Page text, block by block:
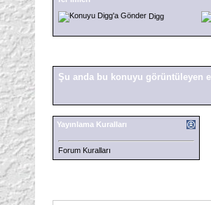
Digg
Şu anda bu konuyu görüntüleyen
Yayınlama Kuralları
Forum Kuralları